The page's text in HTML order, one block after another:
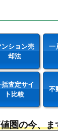
ンション売
却法
一
括査定サイ
ト比較
不
圏の今、